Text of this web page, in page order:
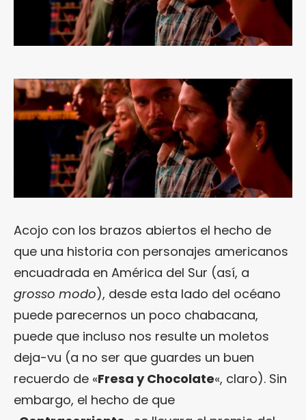
Acojo con los brazos abiertos el hecho de
que una historia con personajes americanos
encuadrada en América del Sur (así, a
grosso modo), desde esta lado del océano
puede parecernos un poco chabacana,
puede que incluso nos resulte un moletos
deja-vu (a no ser que guardes un buen
recuerdo de «Fresa y Chocolate«, claro). Sin
embargo, el hecho de que